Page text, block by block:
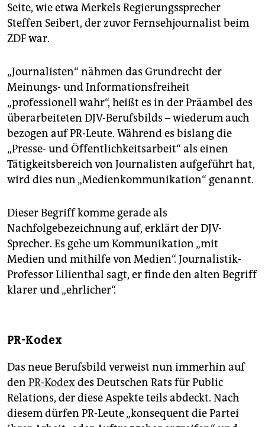
Seite, wie etwa Merkels Regierungssprecher
Steffen Seibert, der zuvor Fernsehjournalist beim
ZDF war.
„Journalisten“ nähmen das Grundrecht der
Meinungs- und Informationsfreiheit
„professionell wahr“, heißt es in der Präambel des
überarbeiteten DJV-Berufsbilds – wiederum auch
bezogen auf PR-Leute. Während es bislang die
„Presse- und Öffentlichkeitsarbeit“ als einen
Tätigkeitsbereich von Journalisten aufgeführt hat,
wird dies nun „Medienkommunikation“ genannt.
Dieser Begriff komme gerade als
Nachfolgebezeichnung auf, erklärt der DJV-
Sprecher. Es gehe um Kommunikation „mit
Medien und mithilfe von Medien“. Journalistik-
Professor Lilienthal sagt, er finde den alten Begriff
klarer und „ehrlicher“.
PR-Kodex
Das neue Berufsbild verweist nun immerhin auf
den PR-Kodexdes Deutschen Rats für Public
Relations, der diese Aspekte teils abdeckt. Nach
diesem dürfen PR-Leute „konsequent die Partei